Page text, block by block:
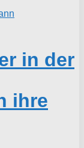
in der
ihre